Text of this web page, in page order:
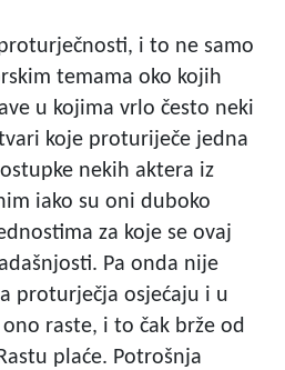
i to ne samo
temama oko kojih
u kojima vrlo često neki
koje proturiječe jedna
nekih aktera iz
iako su oni duboko
za koje se ovaj
Pa onda nije
proturječja osjećaju i u
raste, i to čak brže od
plaće. Potrošnja